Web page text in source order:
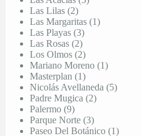
Las Lilas (2)
Las Margaritas (1)
Las Playas (3)
Las Rosas (2)
Los Olmos (2)
Mariano Moreno (1)
Masterplan (1)
Nicolás Avellaneda (5)
Padre Mugica (2)
Palermo (9)
Parque Norte (3)
Paseo Del Botánico (1)